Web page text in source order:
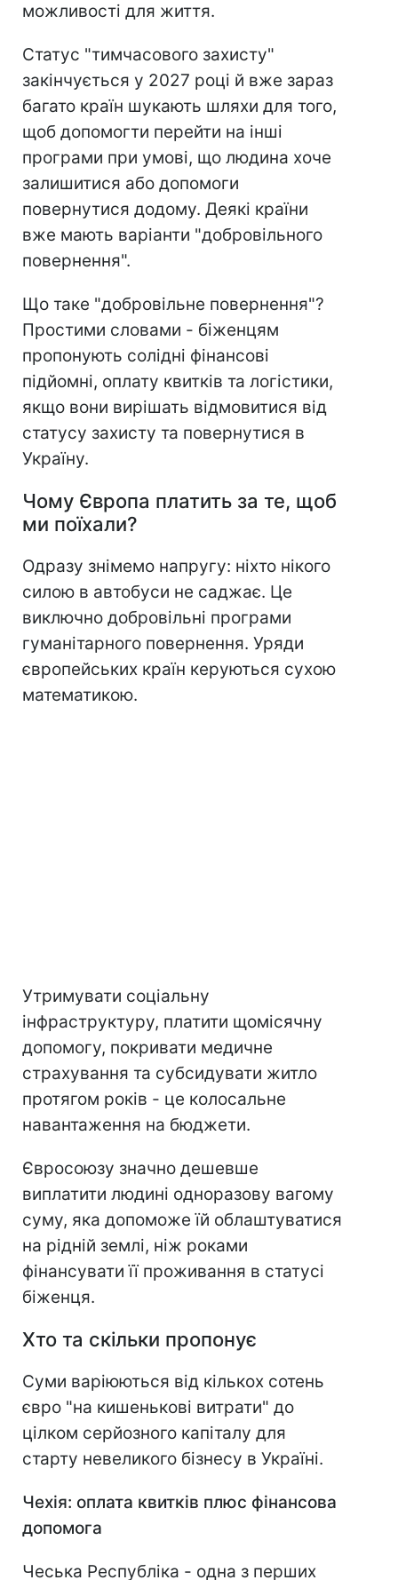
можливості для життя.
Статус "тимчасового захисту"
закінчується у 2027 році й вже зараз
багато країн шукають шляхи для того,
щоб допомогти перейти на інші
програми при умові, що людина хоче
залишитися або допомоги
повернутися додому. Деякі країни
вже мають варіанти "добровільного
повернення".
Що таке "добровільне повернення"?
Простими словами - біженцям
пропонують солідні фінансові
підйомні, оплату квитків та логістики,
якщо вони вирішать відмовитися від
статусу захисту та повернутися в
Україну.
Чому Європа платить за те, щоб
ми поїхали?
Одразу знімемо напругу: ніхто нікого
силою в автобуси не саджає. Це
виключно добровільні програми
гуманітарного повернення. Уряди
європейських країн керуються сухою
математикою.
Утримувати соціальну
інфраструктуру, платити щомісячну
допомогу, покривати медичне
страхування та субсидувати житло
протягом років - це колосальне
навантаження на бюджети.
Євросоюзу значно дешевше
виплатити людині одноразову вагому
суму, яка допоможе їй облаштуватися
на рідній землі, ніж роками
фінансувати її проживання в статусі
біженця.
Хто та скільки пропонує
Суми варіюються від кількох сотень
євро "на кишенькові витрати" до
цілком серйозного капіталу для
старту невеликого бізнесу в Україні.
Чехія: оплата квитків плюс фінансова
допомога
Чеська Республіка - одна з перших